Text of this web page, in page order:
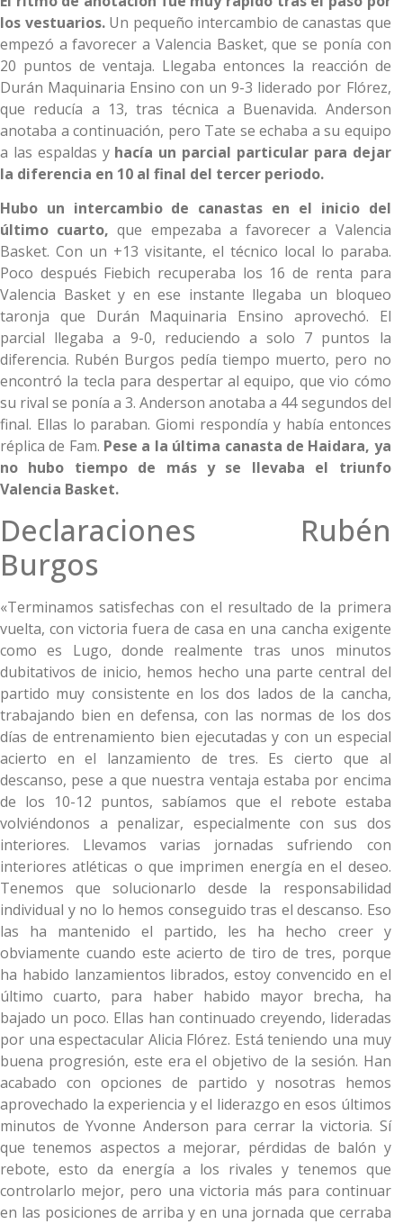
los vestuarios.Un pequeño intercambio de canastas que
empezó a favorecer a Valencia Basket, que se ponía con
20 puntos de ventaja. Llegaba entonces la reacción de
Durán Maquinaria Ensino con un 9-3 liderado por Flórez,
que reducía a 13, tras técnica a Buenavida. Anderson
anotaba a continuación, pero Tate se echaba a su equipo
a las espaldas y hacía un parcial particular para dejar
la diferencia en 10 al final del tercer periodo.
Hubo un intercambio de canastas en el inicio del
último cuarto, que empezaba a favorecer a Valencia
Basket. Con un +13 visitante, el técnico local lo paraba.
Poco después Fiebich recuperaba los 16 de renta para
Valencia Basket y en ese instante llegaba un bloqueo
taronja que Durán Maquinaria Ensino aprovechó. El
parcial llegaba a 9-0, reduciendo a solo 7 puntos la
diferencia. Rubén Burgos pedía tiempo muerto, pero no
encontró la tecla para despertar al equipo, que vio cómo
su rival se ponía a 3. Anderson anotaba a 44 segundos del
final. Ellas lo paraban. Giomi respondía y había entonces
réplica de Fam. Pese a la última canasta de Haidara, ya
no hubo tiempo de más y se llevaba el triunfo
Valencia Basket.
Declaraciones Rubén
Burgos
«Terminamos satisfechas con el resultado de la primera
vuelta, con victoria fuera de casa en una cancha exigente
como es Lugo, donde realmente tras unos minutos
dubitativos de inicio, hemos hecho una parte central del
partido muy consistente en los dos lados de la cancha,
trabajando bien en defensa, con las normas de los dos
días de entrenamiento bien ejecutadas y con un especial
acierto en el lanzamiento de tres. Es cierto que al
descanso, pese a que nuestra ventaja estaba por encima
de los 10-12 puntos, sabíamos que el rebote estaba
volviéndonos a penalizar, especialmente con sus dos
interiores. Llevamos varias jornadas sufriendo con
interiores atléticas o que imprimen energía en el deseo.
Tenemos que solucionarlo desde la responsabilidad
individual y no lo hemos conseguido tras el descanso. Eso
las ha mantenido el partido, les ha hecho creer y
obviamente cuando este acierto de tiro de tres, porque
ha habido lanzamientos librados, estoy convencido en el
último cuarto, para haber habido mayor brecha, ha
bajado un poco. Ellas han continuado creyendo, lideradas
por una espectacular Alicia Flórez. Está teniendo una muy
buena progresión, este era el objetivo de la sesión. Han
acabado con opciones de partido y nosotras hemos
aprovechado la experiencia y el liderazgo en esos últimos
minutos de Yvonne Anderson para cerrar la victoria. Sí
que tenemos aspectos a mejorar, pérdidas de balón y
rebote, esto da energía a los rivales y tenemos que
controlarlo mejor, pero una victoria más para continuar
en las posiciones de arriba y en una jornada que cerraba